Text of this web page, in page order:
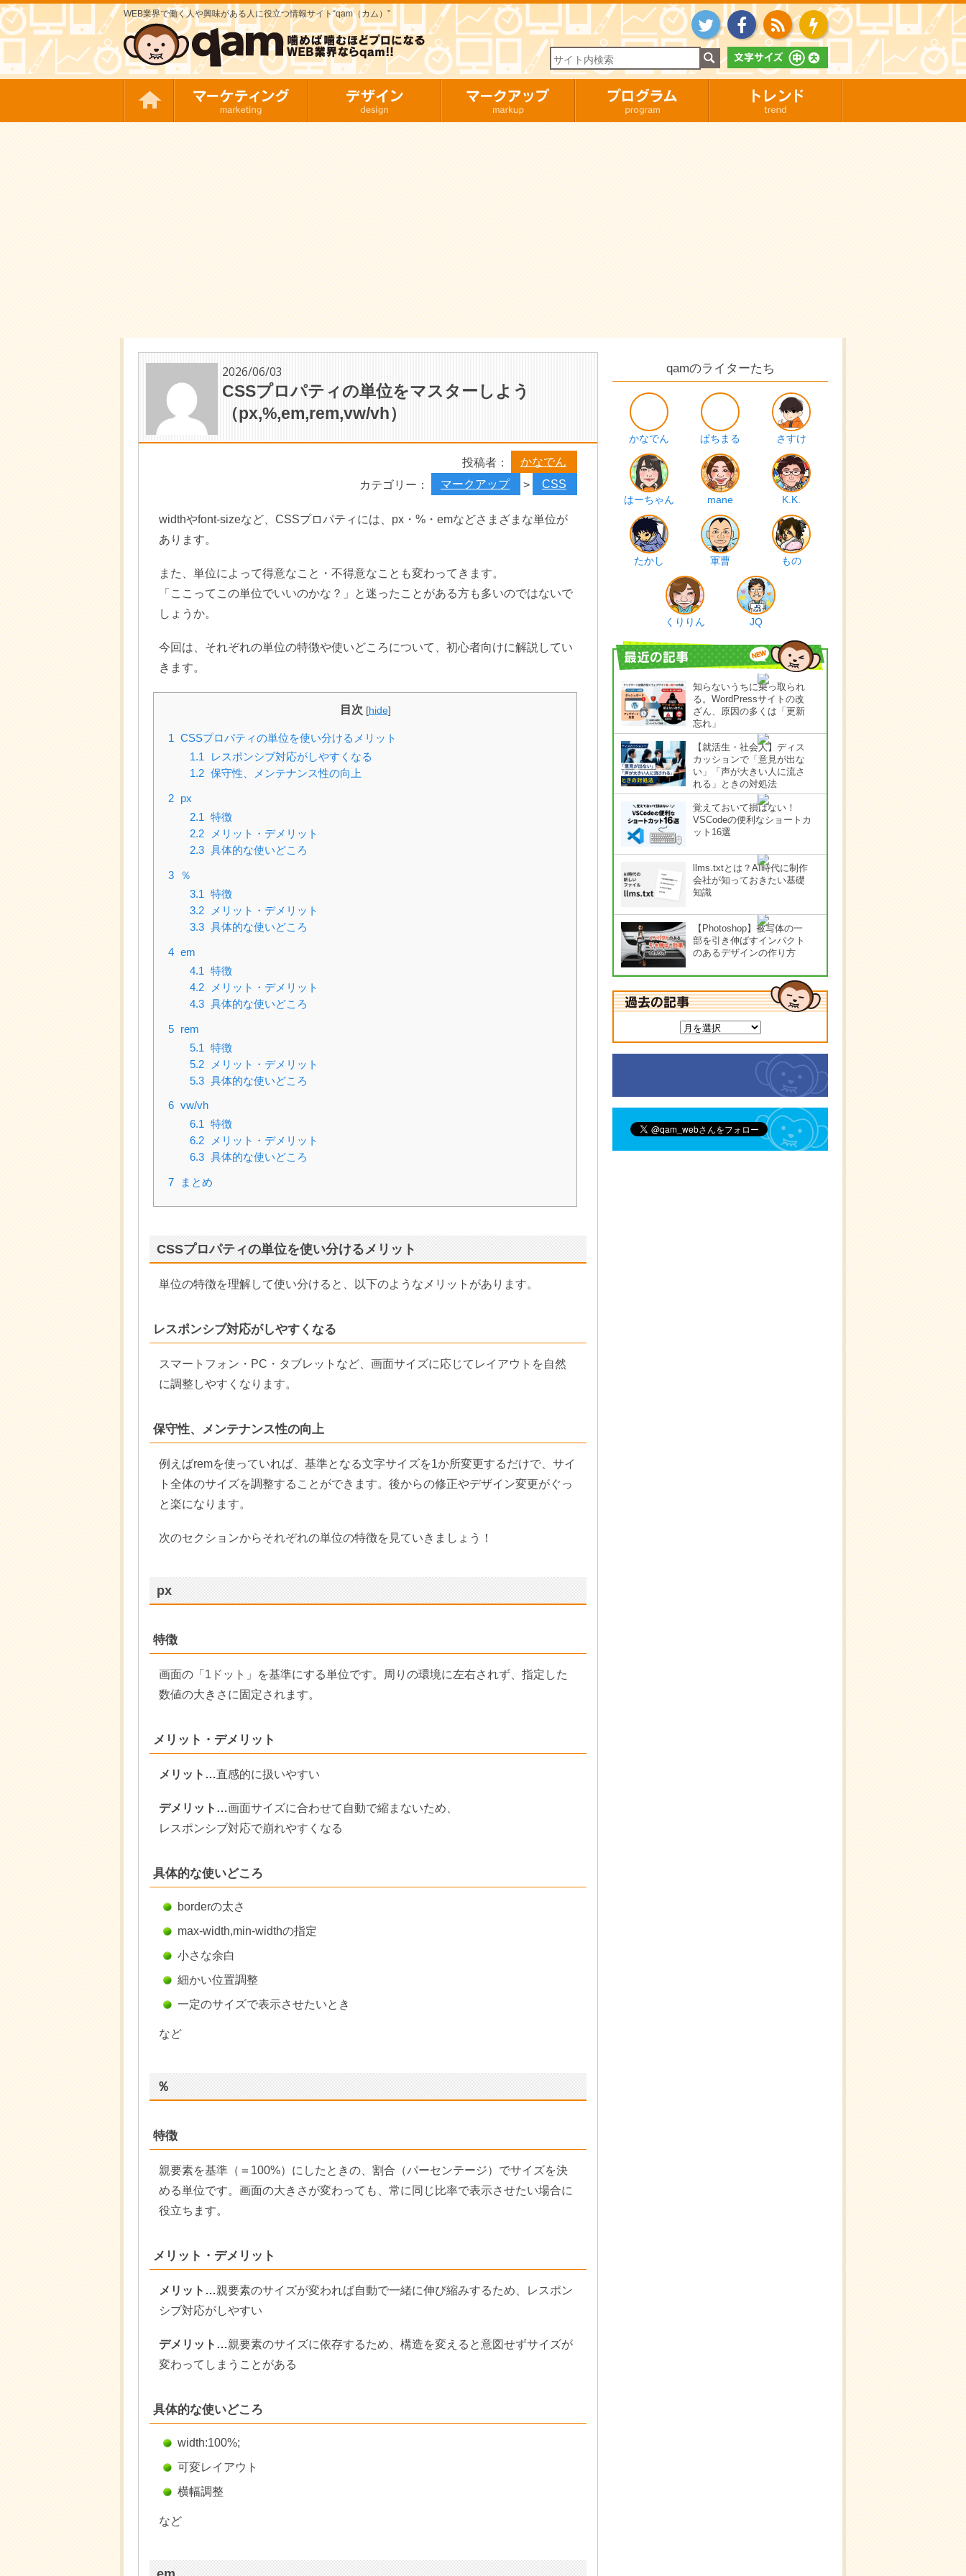
WEB業界で働く人や興味がある人に役立つ情報サイト“qam（カム）”
2026/06/03
CSSプロパティの単位をマスターしよう
（px,%,em,rem,vw/vh）
投稿者：
かなでん
カテゴリー：
マークアップ > CSS
widthやfont-sizeなど、CSSプロパティには、px・%・emなどさまざまな単位が
あります。
また、単位によって得意なこと・不得意なことも変わってきます。
「ここってこの単位でいいのかな？」と迷ったことがある方も多いのではないで
しょうか。
今回は、それぞれの単位の特徴や使いどころについて、初心者向けに解説してい
きます。
目次 [hide]
1 CSSプロパティの単位を使い分けるメリット
1.1
レスポンシブ対応がしやすくなる
1.2 保守性、メンテナンス性の向上
2
px
2.1
特徴
2.2
メリット・デメリット
2.3 具体的な使いどころ
3
％
3.1
特徴
3.2
メリット・デメリット
3.3 具体的な使いどころ
4 em
4.1
特徴
4.2
メリット・デメリット
4.3 具体的な使いどころ
5
rem
5.1
特徴
5.2
メリット・デメリット
5.3 具体的な使いどころ
6 vw/vh
6.1 特徴
6.2
メリット・デメリット
6.3 具体的な使いどころ
7 まとめ
CSSプロパティの単位を使い分けるメリット
単位の特徴を理解して使い分けると、以下のようなメリットがあります。
レスポンシブ対応がしやすくなる
スマートフォン・PC・タブレットなど、画面サイズに応じてレイアウトを自然
に調整しやすくなります。
保守性、メンテナンス性の向上
例えばremを使っていれば、基準となる文字サイズを1か所変更するだけで、サイ
ト全体のサイズを調整することができます。後からの修正やデザイン変更がぐっ
と楽になります。
次のセクションからそれぞれの単位の特徴を見ていきましょう！
px
特徴
画面の「1ドット」を基準にする単位です。周りの環境に左右されず、指定した
数値の大きさに固定されます。
メリット・デメリット
メリット…直感的に扱いやすい
デメリット…画面サイズに合わせて自動で縮まないため、
レスポンシブ対応で崩れやすくなる
具体的な使いどころ
borderの太さ
max-width,min-widthの指定
小さな余白
細かい位置調整
一定のサイズで表示させたいとき
など
％
特徴
親要素を基準（＝100%）にしたときの、割合（パーセンテージ）でサイズを決
める単位です。画面の大きさが変わっても、常に同じ比率で表示させたい場合に
役立ちます。
メリット・デメリット
メリット…親要素のサイズが変われば自動で一緒に伸び縮みするため、レスポン
シブ対応がしやすい
デメリット…親要素のサイズに依存するため、構造を変えると意図せずサイズが
変わってしまうことがある
具体的な使いどころ
width:100%;
可変レイアウト
横幅調整
など
qamのライターたち
かなでん ぱちまる さすけ
はーちゃん mane K.K.
たかし 軍曹 もの
くりりん JQ
知らないうちに乗っ取られ
る。WordPressサイトの改
ざん、原因の多くは「更新
忘れ」
【就活生・社会人】ディス
カッションで「意見が出な
い」「声が大きい人に流さ
れる」ときの対処法
覚えておいて損はない！
VSCodeの便利なショートカ
ット16選
llms.txtとは？AI時代に制作
会社が知っておきたい基礎
知識
【Photoshop】被写体の一
部を引き伸ばすインパクト
のあるデザインの作り方